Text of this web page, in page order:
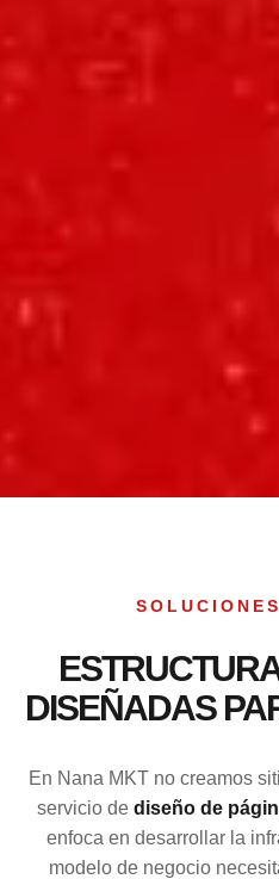
DISEÑADAS
En Nana MKT no creamos
servicio de diseño de
enfoca en desarrollar la
modelo de negocio